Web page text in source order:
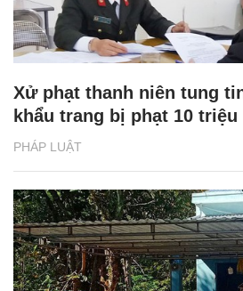
PHÁP LUẬT
Xử phạt thanh niên tung
khẩu trang bị phạt 10